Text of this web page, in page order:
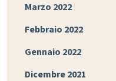
Marzo 2022
Febbraio 2022
Gennaio 2022
Dicembre 2021